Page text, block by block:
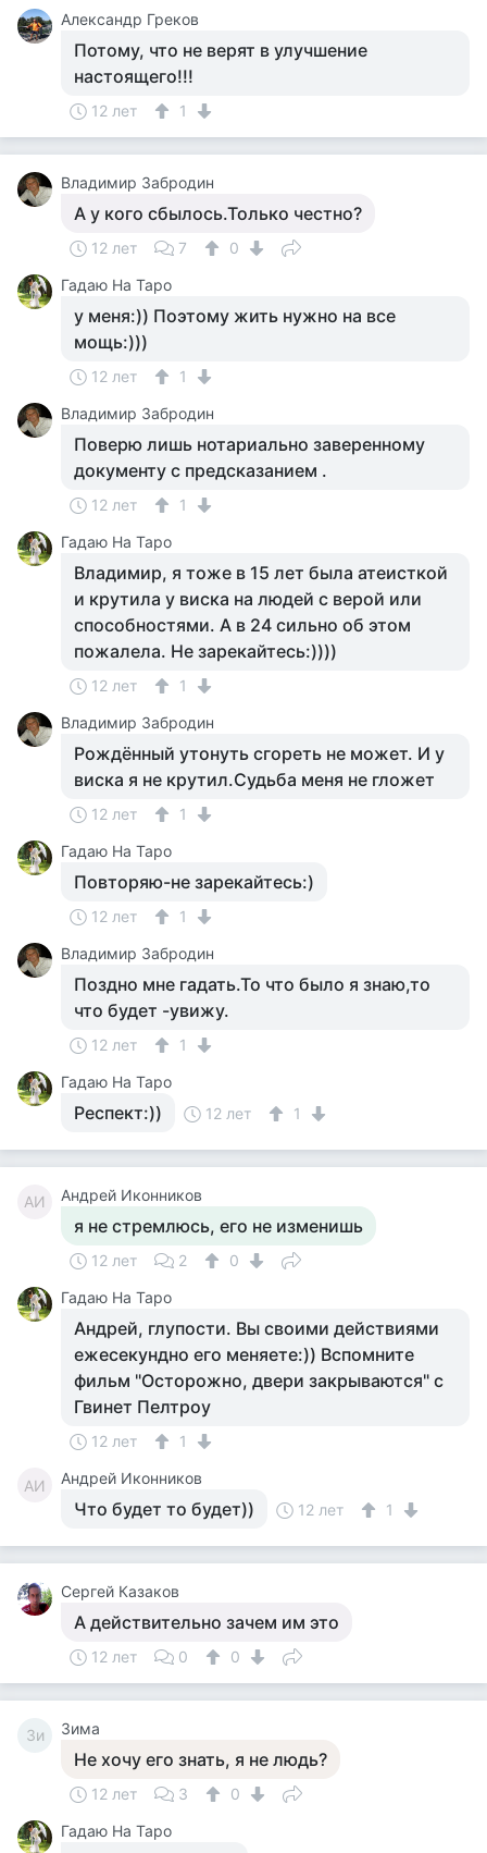
Александр Греков
Потому, что не верят в улучшение
настоящего!!!
12 лет 1
Владимир Забродин
А у кого сбылось.Только честно?
12 лет 7
0
Гадаю На Таро
у меня:)) Поэтому жить нужно на все
мощь:)))
12 лет
1
Владимир Забродин
Поверю лишь нотариально заверенному
документу с предсказанием .
12 лет
1
Гадаю На Таро
Владимир, я тоже в 15 лет была атеисткой
и крутила у виска на людей с верой или
способностями. А в 24 сильно об этом
пожалела. Не зарекайтесь:))))
12 лет
1
Владимир Забродин
Рождённый утонуть сгореть не может. И у
виска я не крутил.Судьба меня не гложет
12 лет
1
Гадаю На Таро
Повторяю-не зарекайтесь:)
12 лет
1
Владимир Забродин
Поздно мне гадать.То что было я знаю,то
что будет -увижу.
12 лет
1
Гадаю На Таро
Респект:)) 12 лет 1
АИ Андрей Иконников
я не стремлюсь, его не изменишь
12 лет 2
0
Гадаю На Таро
Андрей, глупости. Вы своими действиями
ежесекундно его меняете:)) Вспомните
фильм "Осторожно, двери закрываются" с
Гвинет Пелтроу
12 лет 1
АИ Андрей Иконников
Что будет то будет)) 12 лет 1
Сeргeй Кaзaков
А действительно зачем им это
12 лет 0 0
Зи Зима
Не хочу его знать, я не людь?
12 лет 3
0
Гадаю На Таро